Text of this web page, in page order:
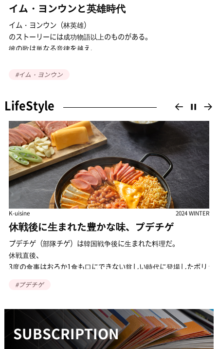
る。
。
父子で復活させた伝統ミョンランの味
釜山のローカル企業「ドクファフード」は、
伝統方式のミョンランチョ（明太子）を復活させて、
ミョンラン宗主国としての地位を取り戻したことで有名になっ
2011年水産食品分野初の名匠の称号を受けた。
（徳華）フード社のチャン・ジョンス代表がミョンランチョ
（明太子）を活用した食べ物で膳立てをしている様子。
彼は企業付属研究所の設立と学問的な研究を通じてミョンラ
現代的なレシピの開発にも努めている。特に父のチャン・
ソクジュン会長と共に、
長い間忘れ去られていた伝統ミョンランチョの製造法を復活
#ドクファフード
LifeStyle
2024 WINTER
たボリュームたっぷりでスタミナ満点なプデチゲは、
また、
家族のようにお客を迎える
見知らぬ土地で失敗のない食事をしようと思えば、
常に移動が可能な運転手は町のコスパの良い店をよく知
そんな味にうるさいタクシー運転手たちが足しげく通う
カムナムチプ技師食堂の主人、チャン・
ユンスさんが料理を運んでいる。
이전으
정지
SUBSCRIPTION